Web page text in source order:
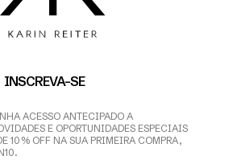
INSCREVA-SE
ACESSO ANTECIPADO A
E OPORTUNIDADES ESPECIAIS
10% OFF NA SUA PRIMEIRA COMPRA,